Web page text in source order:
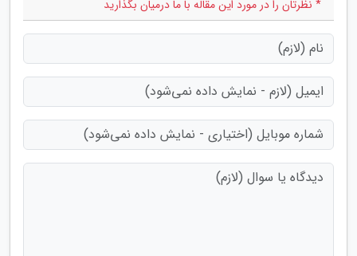
* نظرتان را در مورد این مقاله با ما درمیان بگذارید